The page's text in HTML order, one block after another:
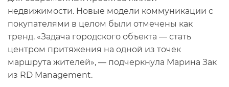
недвижимости. Новые модели коммуникации с
покупателями в целом были отмечены как
тренд. «Задача городского объекта — стать
центром притяжения на одной из точек
маршрута жителей», — подчеркнула Марина Зак
из RD Management.